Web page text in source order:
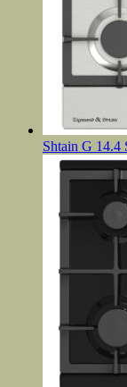
Shtain G 14.4